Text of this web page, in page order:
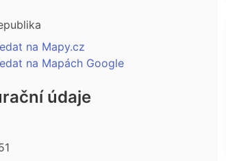
na Mapy.cz
na Mapách Google
údaje